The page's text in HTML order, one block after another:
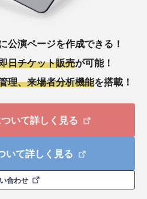
公演ページを作成できる！
日チケット販売が可能！
理、来場者分析機能を搭載！
いて詳しく見る
いて詳しく見る
合わせ